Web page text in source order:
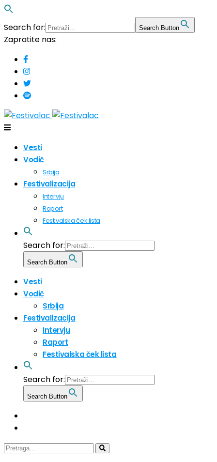
Search for: Search Button
Zapratite nas:
Vesti
Vodič
Srbija
Festivalizacija
Intervju
Raport
Festivalska ček lista
Search for:
Search Button
Vesti
Vodič
Srbija
Festivalizacija
Intervju
Raport
Festivalska ček lista
Search for:
Search Button